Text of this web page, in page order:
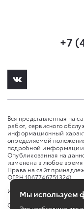
+7
Вся представленная на
работ, сервисного
информационный
определяемой
подробной информации
Опубликованная на
изменена в любое время
Права на сайт
ОГРН 1067746751324)
Изменить настройку cookies
Сбросить cookie
Мы используем